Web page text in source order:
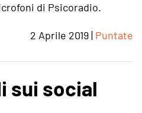
di Psicoradio.
2 Aprile 2019| Puntate
sui social